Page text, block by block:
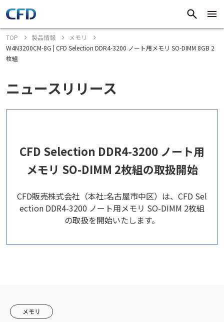
TOP 製品情報
メモリ
W4N3200CM-8G | CFD Selection DDR4-3200 ノート用メモリ SO-DIMM 8GB 2
枚組
ニュースリリース
CFD Selection DDR4-3200 ノート用
メモリ SO-DIMM 2枚組の取扱開始
CFD販売株式会社（本社:名古屋市中区）は、CFD Sel
ection DDR4-3200 ノート用メモリ SO-DIMM 2枚組
の取扱を開始いたします。
メモリ